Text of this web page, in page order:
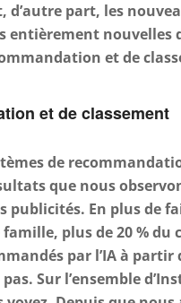
d’autre part, les
entièrement nouvelles
et de
et de classement
de
que nous
publicités. En plus de
plus de 20 % du
par l’IA à partir
Sur l’ensemble